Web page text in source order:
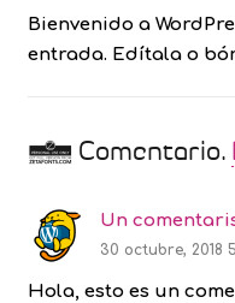
Bienvenido a
entrada. Edítala o
1 Comentario.
Un
30 octubre, 2018
Hola, esto es un